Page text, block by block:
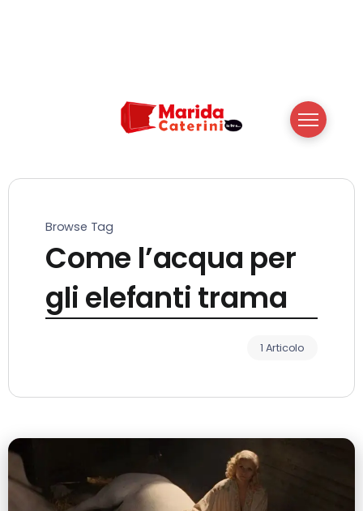
Browse Tag
Come l’acqua per
gli elefanti trama
1 Articolo